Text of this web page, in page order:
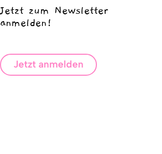
Jetzt zum Newsletter
anmelden!
Jetzt anmelden